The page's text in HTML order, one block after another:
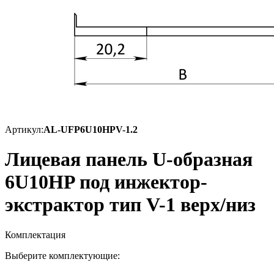
Артикул:AL-UFP6U10HPV-1.2
Лицевая панель U-образная
6U10HP под инжектор-
экстрактор тип V-1 верх/низ
Комплектация
Выберите комплектующие: